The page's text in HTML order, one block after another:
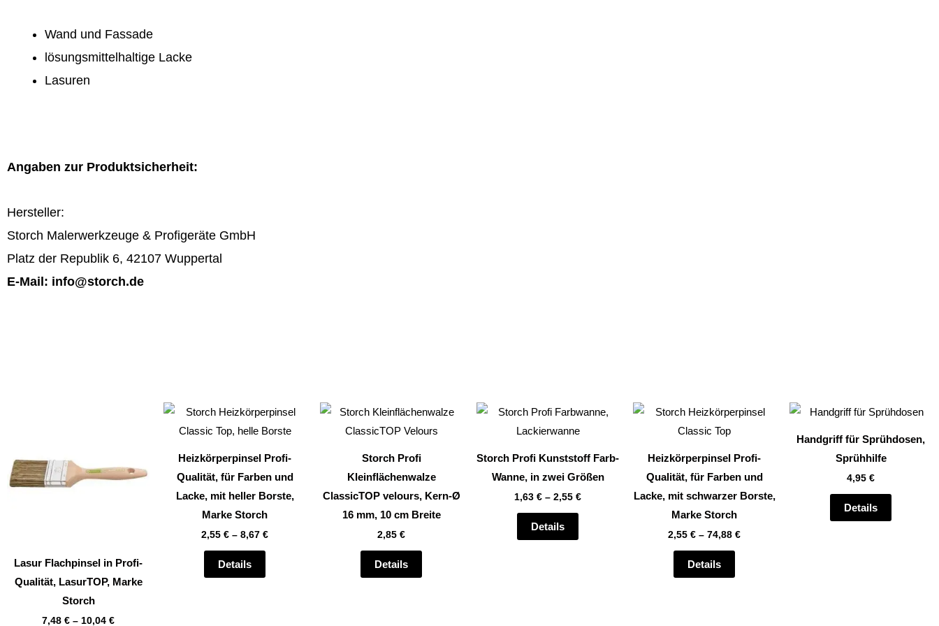
Wand und Fassade
lösungsmittelhaltige Lacke
Lasuren
Angaben zur Produktsicherheit:
Hersteller:
Storch Malerwerkzeuge & Profigeräte GmbH
Platz der Republik 6, 42107 Wuppertal
E-Mail: info@storch.de
Lasur Flachpinsel in Profi-
Qualität, LasurTOP, Marke
Storch
7,48 € – 10,04 €
mehrere
können
auf
Produktseite
Heizkörperpinsel Profi-
Qualität, für Farben und
Lacke, mit heller Borste,
Marke Storch
2,55 € – 8,67 €
Details
Dieses
Produkt
auf
Storch Profi
Kleinflächenwalze
ClassicTOP velours, Kern-Ø
16 mm, 10 cm Breite
2,85 €
Details
Storch Profi Kunststoff Farb-
Wanne, in zwei Größen
1,63 € – 2,55 €
Details
Dieses
Produkt
Optionen
Heizkörperpinsel Profi-
Qualität, für Farben und
Lacke, mit schwarzer Borste,
Marke Storch
2,55 € – 74,88 €
Details
Dieses
auf
Handgriff für Sprühdosen,
Sprühhilfe
4,95 €
Details